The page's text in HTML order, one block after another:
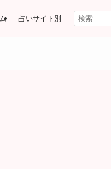
占いサイト別